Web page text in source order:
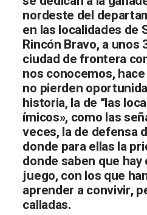
nordeste del
en las localidades de
Rincón Bravo, a unos
ciudad de frontera
nos conocemos,
no pierden
historia, la de “las
ímicos», como las
veces, la de defensa
donde para ellas la
donde saben que
juego, con los que
aprender a convivir,
calladas.